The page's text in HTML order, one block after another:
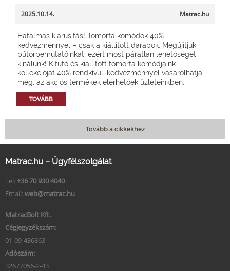
2025.10.14. Matrac.hu
Hatalmas kiárusítás! Tömörfa komódok 40%
kedvezménnyel – csak a kiállított darabok. Megújítjuk
bútorbemutatóinkat, ezért most páratlan lehetőséget
kínálunk! Kifutó és kiállított tömörfa komódjaink
kollekcióját 40% rendkívüli kedvezménnyel vásárolhatja
meg, az akciós termékek elérhetőek üzleteinkben.
TOVÁBB
Tovább a cikkekhez
Matrac.hu – Ügyfélszolgálat
Tel: +36 70 930 4040
Email: web@matrac.hu
MatracBolt Kft.
Cégjegyzékszám:
01-09-436863
Adószám:
32677056-2-43